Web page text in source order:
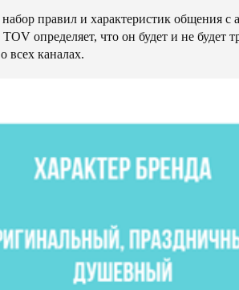
правил и характеристик общения
определяет, что он будет и не
всех каналах.